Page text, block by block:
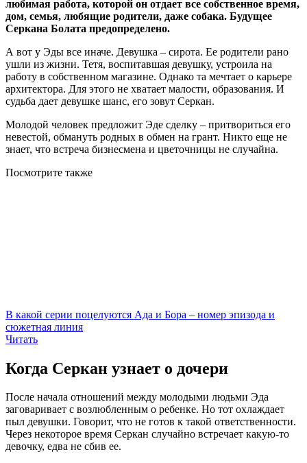
любимая работа, которой он отдает все собственное время,
дом, семья, любящие родители, даже собака. Будущее
Серкана Болата предопределено.
А вот у Эды все иначе. Девушка – сирота. Ее родители рано
ушли из жизни. Тетя, воспитавшая девушку, устроила на
работу в собственном магазине. Однако та мечтает о карьере
архитектора. Для этого не хватает малости, образования. И
судьба дает девушке шанс, его зовут Серкан.
Молодой человек предложит Эде сделку – притвориться его
невестой, обмануть родных в обмен на грант. Никто еще не
знает, что встреча бизнесмена и цветочницы не случайна.
Посмотрите также
В какой серии поцелуются Ада и Бора – номер эпизода и
сюжетная линия
Читать
Когда Серкан узнает о дочери
После начала отношений между молодыми людьми Эда
заговаривает с возлюбленным о ребенке. Но тот охлаждает
пыл девушки. Говорит, что не готов к такой ответственности.
Через некоторое время Серкан случайно встречает какую-то
девочку, едва не сбив ее.